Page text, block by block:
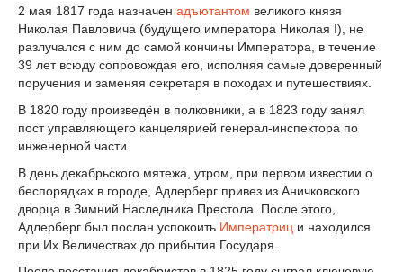
2 мая 1817 года назначен адъютантом великого князя
Николая Павловича (будущего императора Николая I), не
разлучался с ним до самой кончины Императора, в течение
39 лет всюду сопровождая его, исполняя самые доверенный
поручения и заменяя секретаря в походах и путешествиях.
В 1820 году произведён в полковники, а в 1823 году занял
пост управляющего канцелярией генерал-инспектора по
инженерной части.
В день декабрьского мятежа, утром, при первом известии о
беспорядках в городе, Адлерберг привез из Аничковского
дворца в Зимний Наследника Престола. После этого,
Адлерберг был послан успокоить Императриц и находился
при Их Величествах до прибытия Государя.